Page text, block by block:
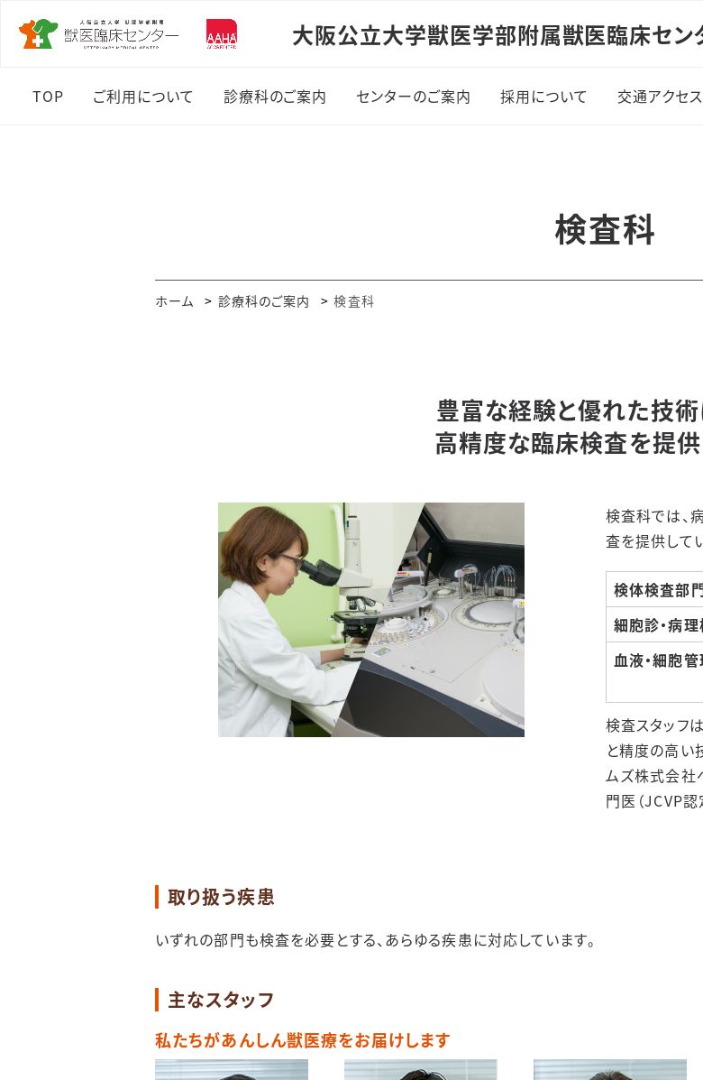
大阪公立大学獣医学部附属獣医臨床セン
TOP ご利用について
入院の流れ
診療科のご案内
神経・整形外科
夜間救急診療科
大動物科
麻酔科
検査科
あんしん獣医療相談室
センターのご案内
獣医師のご紹介
セミナーのご案内
採用について
募集要項・応募の流れ
求人に関するQ&A
交通アクセス
検査科
ホーム 診療科のご案内 検査科
豊富な経験と優れた技術
高精度な臨床検査を提供
検査科では、
査を提供して
検体検査部
細胞診・病
血液・細胞
検査スタッフ
と精度の高い
ムズ株式会社
門医（JCVP認
取り扱う疾患
いずれの部門も検査を必要とする、あらゆる疾患に対応しています。
主なスタッフ
私たちがあんしん獣医療をお届けします